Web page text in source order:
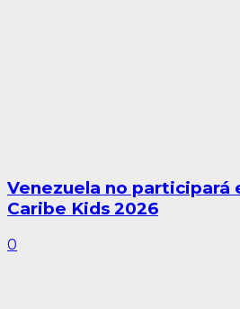
Venezuela no participará
Caribe Kids 2026
0